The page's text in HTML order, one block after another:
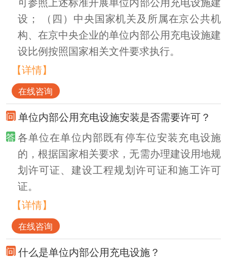
设； （四）中央国家机关及所属在京公共机
构、在京中央企业的单位内部公用充电设施建
设比例按照国家相关文件要求执行。
【详情】
在线咨询
单位内部公用充电设施安装是否需要许可？
各单位在单位内部既有停车位安装充电设施
的，根据国家相关要求，无需办理建设用地规
划许可证、建设工程规划许可证和施工许可
证。
【详情】
在线咨询
什么是单位内部公用充电设施？